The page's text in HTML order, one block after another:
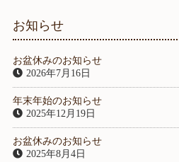
お知らせ
お盆休みのお知らせ
2026年7月16日
年末年始のお知らせ
2025年12月19日
お盆休みのお知らせ
2025年8月4日